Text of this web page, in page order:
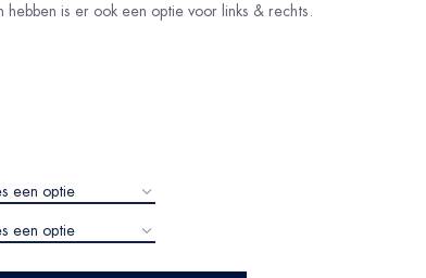
is er ook een optie voor links & rechts.